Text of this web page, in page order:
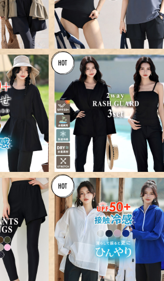
ッシュガー
薄い 軽い／
【宅配便】カシュクールラッシュ
ガード 3点セット／rashguard
055
¥9,760
パンツ一体
／swimwe
【メール便】アノラックパーカー
ラッシュガード＋スリットパンツ
薄い 軽い／rashguard028
¥8,560